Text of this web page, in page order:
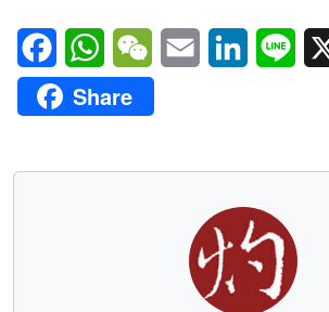
FacebookWhatsAppWeChatEmail LinkedInLine
Share